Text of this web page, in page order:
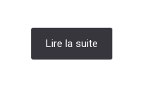
Lire la suite